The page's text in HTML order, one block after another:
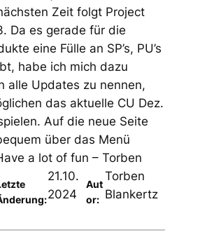
Zeit folgt Project
Da es gerade für die
eine Fülle an SP’s, PU’s
habe ich mich dazu
alle Updates zu nennen,
das aktuelle CU Dez.
Auf die neue Seite
über das Menü
a lot of fun – Torben
21.10.
2024
Aut
or:
Torben
Blankertz